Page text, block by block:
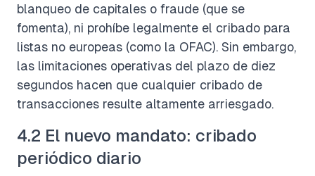
blanqueo de capitales o fraude (que se
fomenta), ni prohíbe legalmente el cribado para
listas no europeas (como la OFAC). Sin embargo,
las limitaciones operativas del plazo de diez
segundos hacen que cualquier cribado de
transacciones resulte altamente arriesgado.
4.2 El nuevo mandato: cribado
periódico diario